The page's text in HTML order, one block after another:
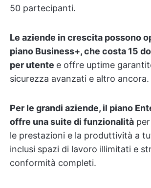
50 partecipanti.
Le aziende in crescita possono
piano Business+, che costa 15
per utente e offre uptime
sicurezza avanzati e altro ancora.
Per le grandi aziende, il piano
offre una suite di funzionalità
le prestazioni e la produttività a
inclusi spazi di lavoro illimitati e
conformità completi.